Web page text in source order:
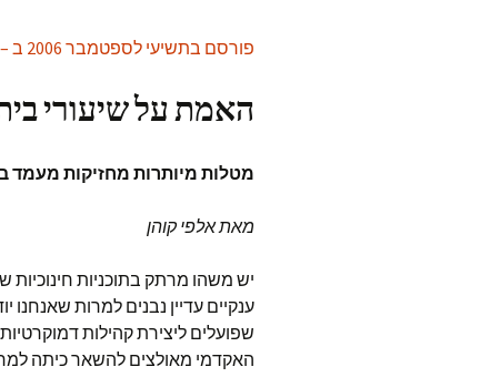
פורסם בתשיעי לספטמבר 2006 ב – Education Week
האמת על שיעורי
מטלות מיותרות מחזיקות מעמד
מאת אלפי קוהן
יש משהו מרתק בתוכניות
ענקיים עדיין נבנים למרות
שפועלים ליצירת קהילות
האקדמי מאולצים להשאר כיתה